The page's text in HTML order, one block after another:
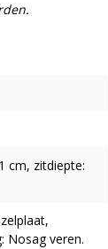
cm, zitdiepte:
Nosag veren.